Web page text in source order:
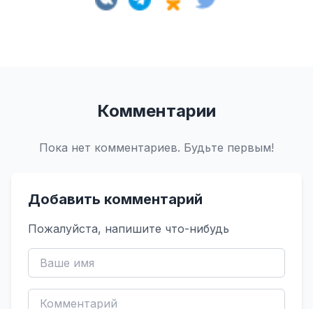
Комментарии
Пока нет комментариев. Будьте первым!
Добавить комментарий
Пожалуйста, напишите что-нибудь